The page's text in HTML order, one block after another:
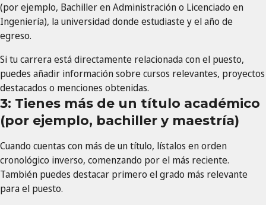
(por ejemplo, Bachiller en Administración o Licenciado en
Ingeniería), la universidad donde estudiaste y el año de
egreso.
Si tu carrera está directamente relacionada con el puesto,
puedes añadir información sobre cursos relevantes, proyectos
destacados o menciones obtenidas.
3: Tienes más de un título académico
(por ejemplo, bachiller y maestría)
Cuando cuentas con más de un título, lístalos en orden
cronológico inverso, comenzando por el más reciente.
También puedes destacar primero el grado más relevante
para el puesto.